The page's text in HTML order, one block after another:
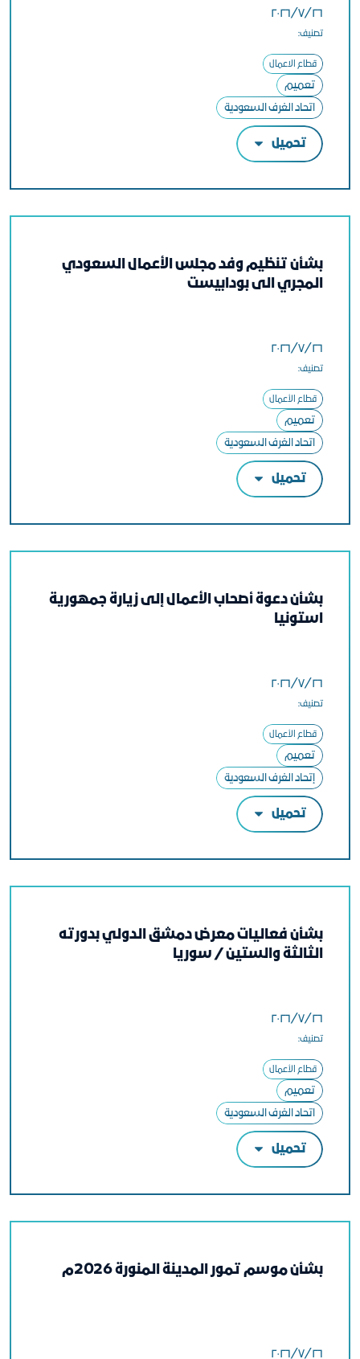
٢٦‏/٧‏/٢٠٢٦
تصنيف:
قطاع الاعمال
تعميم
اتحاد الغرف السعودية
تحميل
بشأن تنظيم وفد مجلس الأعمال السعودي
المجري الى بودابيست
٢٦‏/٧‏/٢٠٢٦
تصنيف:
قطاع الأعمال
تعميم
اتحاد الغرف السعودية
تحميل
بشأن دعوة أصحاب الأعمال إلى زيارة جمهورية
استونيا
٢٦‏/٧‏/٢٠٢٦
تصنيف:
قطاع الأعمال
تعميم
إتحاد الغرف السعودية
تحميل
بشأن فعاليات معرض دمشق الدولي بدورته
الثالثة والستين / سوريا
٢٦‏/٧‏/٢٠٢٦
تصنيف:
قطاع الأعمال
تعميم
اتحاد الغرف السعودية
تحميل
بشأن موسم تمور المدينة المنورة 2026م
٢٦‏/٧‏/٢٠٢٦